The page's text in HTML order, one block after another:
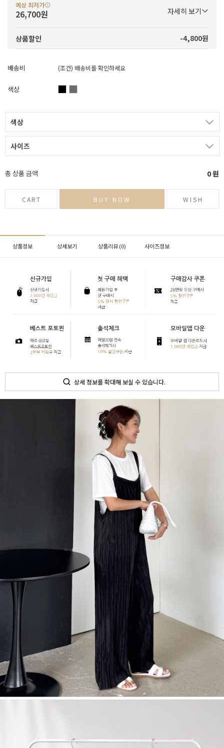
예상 최저가
26,700원 자세히 보기
상품할인 -4,800원
배송비 (조건) 배송비를 확인하세요
색상
색상
사이즈
총 상품 금액 0원
CART BUY NOW WISH
상품정보 상세보기 상품리뷰 (0) 사이즈정보
상세 정보를 확대해 보실 수 있습니다.